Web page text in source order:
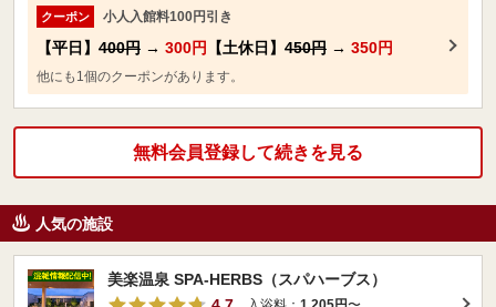
クーポン 小人入館料100円引き
【平日】 400円 → 300円 【土休日】 450円 → 350円
他にも1個のクーポンがあります。
無料会員登録して続きを見る
人気の施設
美楽温泉 SPA-HERBS（スパハーブス）